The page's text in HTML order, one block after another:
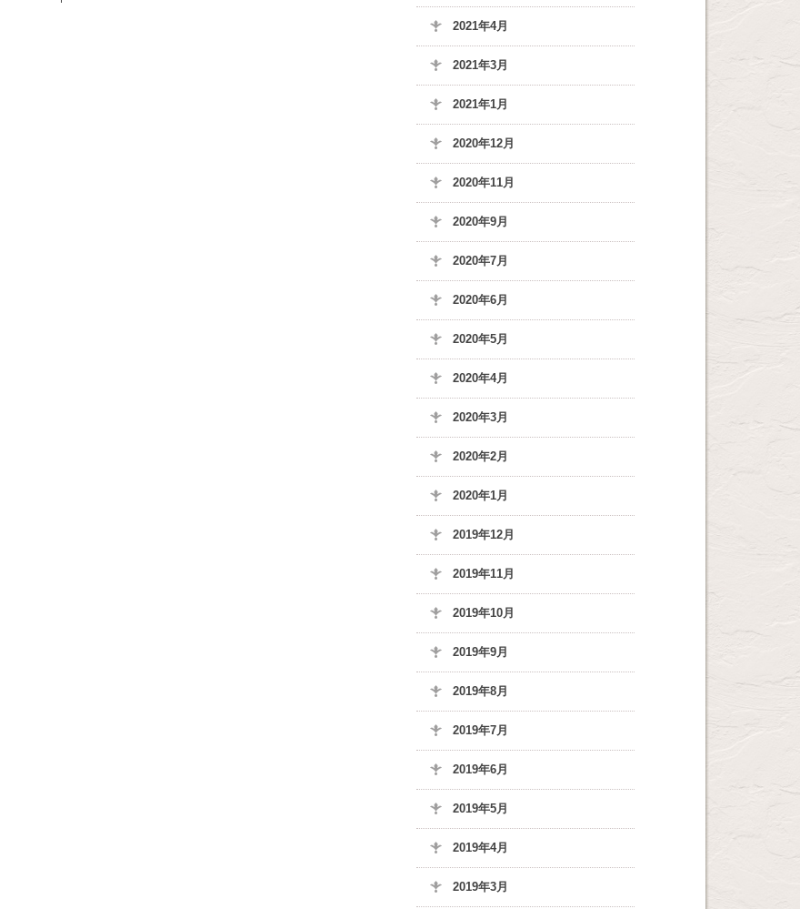
2021年4月
2021年3月
2021年1月
2020年12月
2020年11月
2020年9月
2020年7月
2020年6月
2020年5月
2020年4月
2020年3月
2020年2月
2020年1月
2019年12月
2019年11月
2019年10月
2019年9月
2019年8月
2019年7月
2019年6月
2019年5月
2019年4月
2019年3月